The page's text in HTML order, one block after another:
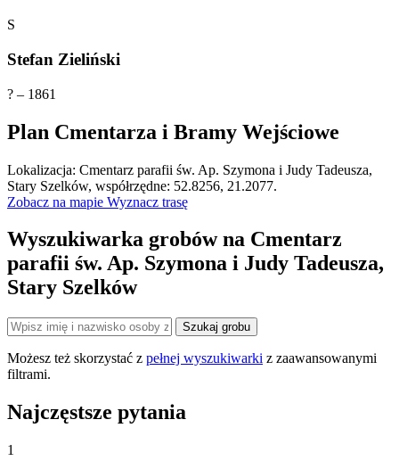
S
Stefan Zieliński
? – 1861
Plan Cmentarza i Bramy Wejściowe
Cmentarz parafii św. Ap. Szymona i Judy Tadeusza,
Stary Szelków
×
+
−
Lokalizacja: Cmentarz parafii św. Ap. Szymona i Judy Tadeusza,
Stary Szelków, współrzędne: 52.8256, 21.2077.
Zobacz na mapie Wyznacz trasę
Wyszukiwarka grobów na Cmentarz
parafii św. Ap. Szymona i Judy Tadeusza,
Stary Szelków
Szukaj grobu
Możesz też skorzystać z pełnej wyszukiwarki z zaawansowanymi
filtrami.
Najczęstsze pytania
1